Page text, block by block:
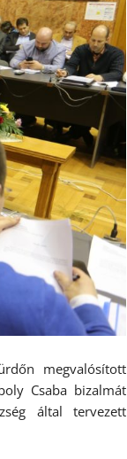
megvalósított
Csaba bizalmát
által tervezett